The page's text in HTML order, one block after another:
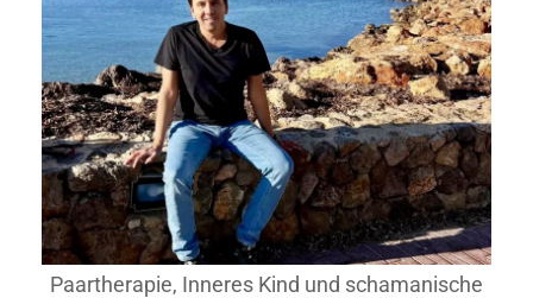
Paartherapie, Inneres Kind und schamanische